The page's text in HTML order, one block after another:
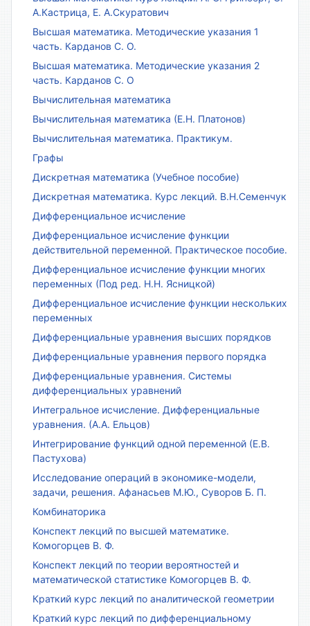
А.Кастрица, Е. А.Скуратович
Высшая математика. Методические указания 1
часть. Карданов С. О.
Высшая математика. Методические указания 2
часть. Карданов С. О
Вычислительная математика
Вычислительная математика (Е.Н. Платонов)
Вычислительная математика. Практикум.
Графы
Дискретная математика (Учебное пособие)
Дискретная математика. Курс лекций. В.Н.Семенчук
Дифференциальное исчисление
Дифференциальное исчисление функции
действительной переменной. Практическое пособие.
Дифференциальное исчисление функции многих
переменных (Под ред. Н.Н. Ясницкой)
Дифференциальное исчисление функции нескольких
переменных
Дифференциальные уравнения высших порядков
Дифференциальные уравнения первого порядка
Дифференциальные уравнения. Системы
дифференциальных уравнений
Интегральное исчисление. Дифференциальные
уравнения. (А.А. Ельцов)
Интегрирование функций одной переменной (Е.В.
Пастухова)
Исследование операций в экономике-модели,
задачи, решения. Афанасьев М.Ю., Суворов Б. П.
Комбинаторика
Конспект лекций по высшей математике.
Комогорцев В. Ф.
Конспект лекций по теории вероятностей и
математической статистике Комогорцев В. Ф.
Краткий курс лекций по аналитической геометрии
Краткий курс лекций по дифференциальному